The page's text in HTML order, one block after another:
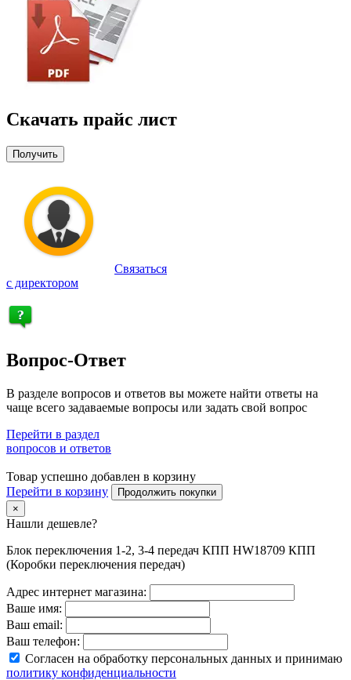
Скачать прайс лист
Получить
Связаться
с директором
Вопрос-Ответ
В разделе вопросов и ответов вы можете найти ответы на
чаще всего задаваемые вопросы или задать свой вопрос
Перейти в раздел
вопросов и ответов
Товар успешно добавлен в корзину
Перейти в корзину
Продолжить покупки
×
Нашли дешевле?
Блок переключения 1-2, 3-4 передач КПП HW18709 КПП
(Коробки переключения передач)
Адрес интернет магазина:
Ваше имя:
Ваш email:
Ваш телефон:
Согласен на обработку персональных данных и принимаю
политику конфиденциальности